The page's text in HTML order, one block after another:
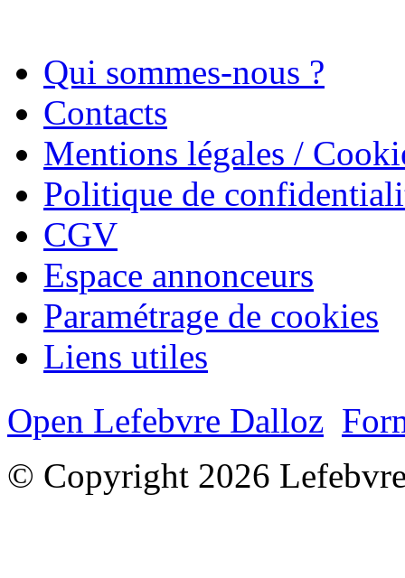
Qui sommes-nous ?
Contacts
Mentions légales /
Politique de
CGV
Espace annonceurs
Paramétrage de cookies
Liens utiles
Open Lefebvre Dalloz
© Copyright 2026